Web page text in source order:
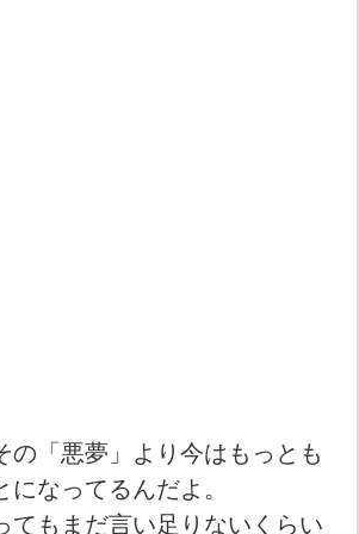
の「悪夢」より今はもっとも
になってるんだよ。
てもまだ言い足りないくらい